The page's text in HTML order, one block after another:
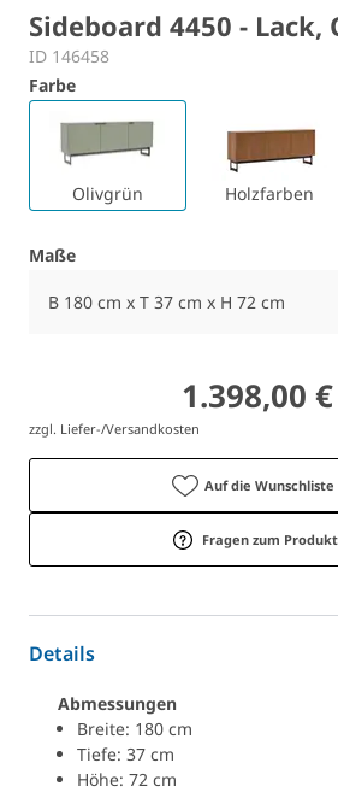
Sideboard 4450 -
ID 146458
Farbe
Olivgrün Holzfarben
Maße
B 180 cm x T 37 cm x H 72 cm
1.398,00
zzgl. Liefer-/Versandkosten
Auf die Wunschliste
Fragen zum Produkt
Details
Abmessungen
Breite: 180 cm
Tiefe: 37 cm
Höhe: 72 cm